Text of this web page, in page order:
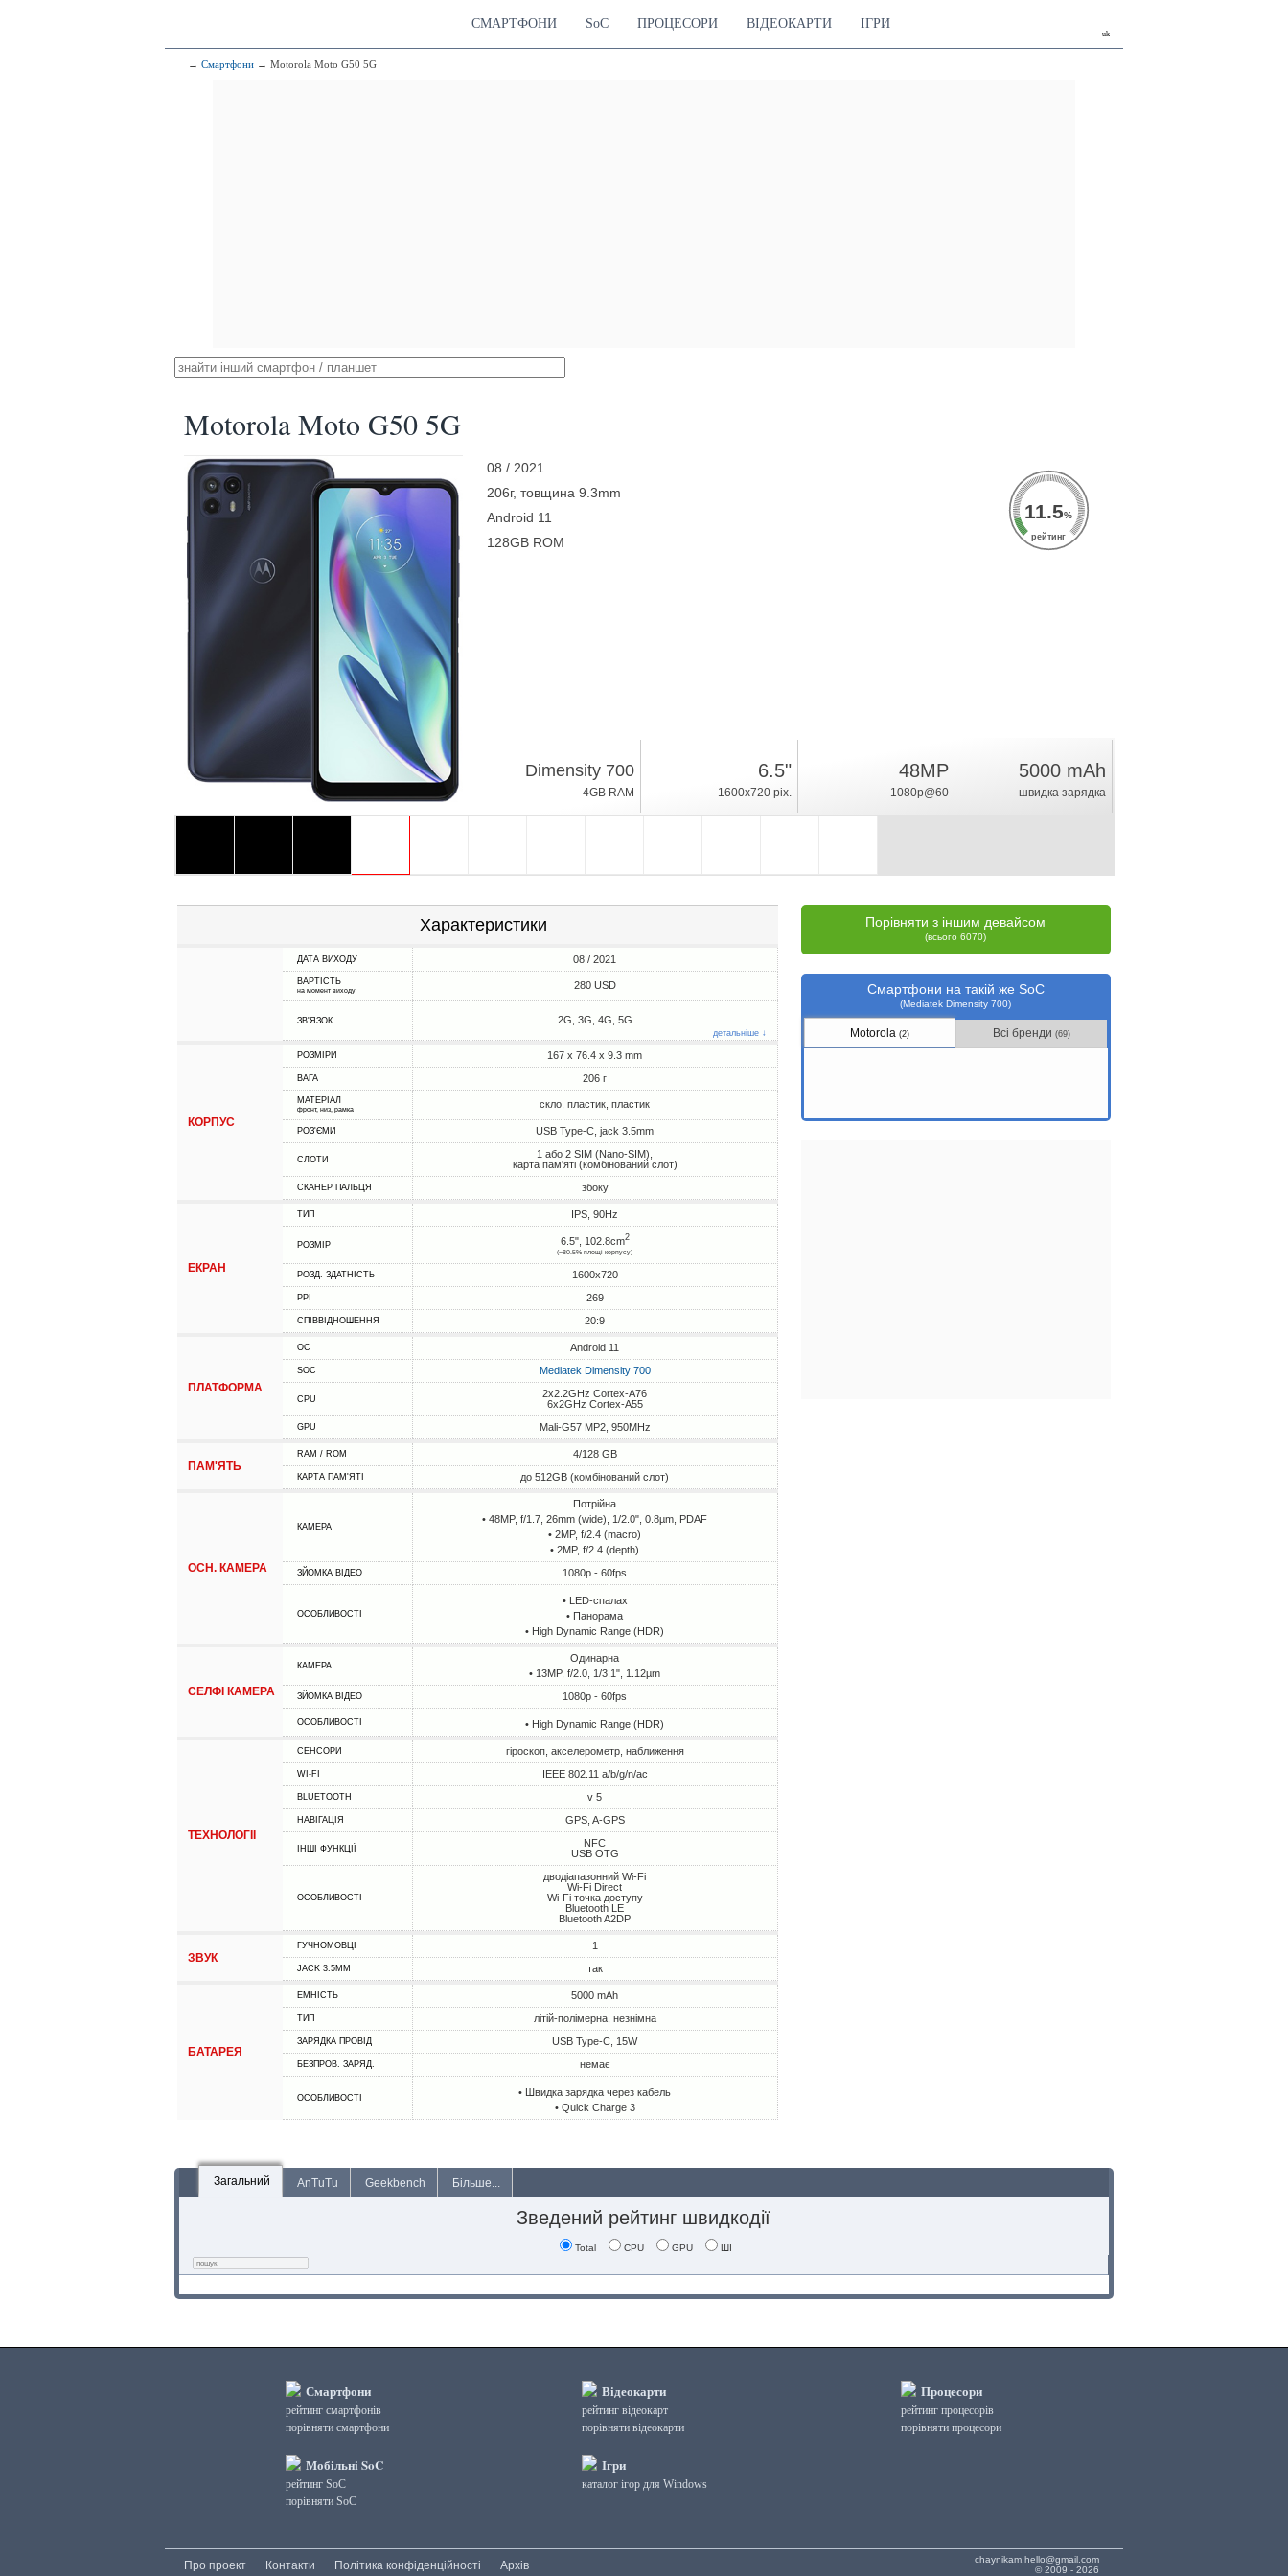
uk
СМАРТФОНИ SoC ПРОЦЕСОРИ ВІДЕОКАРТИ ІГРИ
→ Смартфони → Motorola Moto G50 5G
Motorola Moto G50 5G
08 / 2021
206г, товщина 9.3mm
Android 11
128GB ROM
11.5%
рейтинг
Dimensity 700
4GB RAM
6.5"
1600x720 pix.
48MP
1080p@60
5000 mAh
швидка зарядка
Характеристики
ДАТА ВИХОДУ 08 / 2021
ВАРТІСТЬ
на момент виходу 280 USD
ЗВ'ЯЗОК 2G, 3G, 4G, 5G
детальніше ↓
КОРПУС
РОЗМІРИ 167 x 76.4 x 9.3 mm
ВАГА 206 г
МАТЕРІАЛ
фронт, низ, рамка скло, пластик, пластик
РОЗ'ЄМИ USB Type-C, jack 3.5mm
СЛОТИ
1 або 2 SIM (Nano-SIM),
карта пам'яті (комбінований слот)
СКАНЕР ПАЛЬЦЯ збоку
ЕКРАН
ТИП IPS, 90Hz
РОЗМІР 6.5", 102.8cm2
(~80.5% площі корпусу)
РОЗД. ЗДАТНІСТЬ 1600x720
PPI 269
СПІВВІДНОШЕННЯ 20:9
ПЛАТФОРМА
ОС Android 11
SOC Mediatek Dimensity 700
CPU
2x2.2GHz Cortex-A76
6x2GHz Cortex-A55
GPU Mali-G57 MP2, 950MHz
ПАМ'ЯТЬ
RAM / ROM 4/128 GB
КАРТА ПАМ'ЯТІ до 512GB (комбінований слот)
ОСН. КАМЕРА
КАМЕРА
Потрійна
• 48MP, f/1.7, 26mm (wide), 1/2.0", 0.8µm, PDAF
• 2MP, f/2.4 (macro)
• 2MP, f/2.4 (depth)
ЗЙОМКА ВІДЕО 1080p - 60fps
ОСОБЛИВОСТІ
• LED-спалах
• Панорама
• High Dynamic Range (HDR)
СЕЛФІ КАМЕРА
КАМЕРА
Одинарна
• 13MP, f/2.0, 1/3.1", 1.12µm
ЗЙОМКА ВІДЕО 1080p - 60fps
ОСОБЛИВОСТІ • High Dynamic Range (HDR)
ТЕХНОЛОГІЇ
СЕНСОРИ гіроскоп, акселерометр, наближення
WI-FI IEEE 802.11 a/b/g/n/ac
BLUETOOTH v 5
НАВІГАЦІЯ GPS, A-GPS
ІНШІ ФУНКЦІЇ
NFC
USB OTG
ОСОБЛИВОСТІ
дводіапазонний Wi-Fi
Wi-Fi Direct
Wi-Fi точка доступу
Bluetooth LE
Bluetooth A2DP
ЗВУК
ГУЧНОМОВЦІ 1
JACK 3.5MM так
БАТАРЕЯ
ЕМНІСТЬ 5000 mAh
ТИП літій-полімерна, незнімна
ЗАРЯДКА ПРОВІД USB Type-C, 15W
БЕЗПРОВ. ЗАРЯД. немає
ОСОБЛИВОСТІ
• Швидка зарядка через кабель
• Quick Charge 3
Порівняти з іншим девайсом
(всього 6070)
Смартфони на такій же SoC
(Mediatek Dimensity 700)
Motorola(2) Всі бренди (69)
Загальний AnTuTu Geekbench Більше...
Зведений рейтинг швидкодії
Total CPU GPU ШІ
Смартфони
рейтинг смартфонів
порівняти смартфони
Мобільні SoC
рейтинг SoC
порівняти SoC
Відеокарти
рейтинг відеокарт
порівняти відеокарти
Ігри
каталог ігор для Windows
Процесори
рейтинг процесорів
порівняти процесори
chaynikam.hello@gmail.com
© 2009 - 2026
Про проект Контакти Політика конфіденційності Архів